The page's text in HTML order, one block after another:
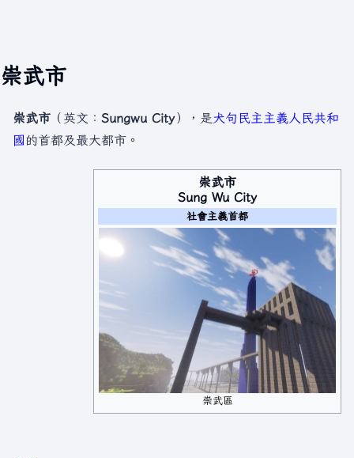
崇武市
崇武市 （英文： Sungwu City），是犬句民主主義人民共和
國 的首都及最大都市。
崇武市
Sung Wu City
社會主義首都
崇武區